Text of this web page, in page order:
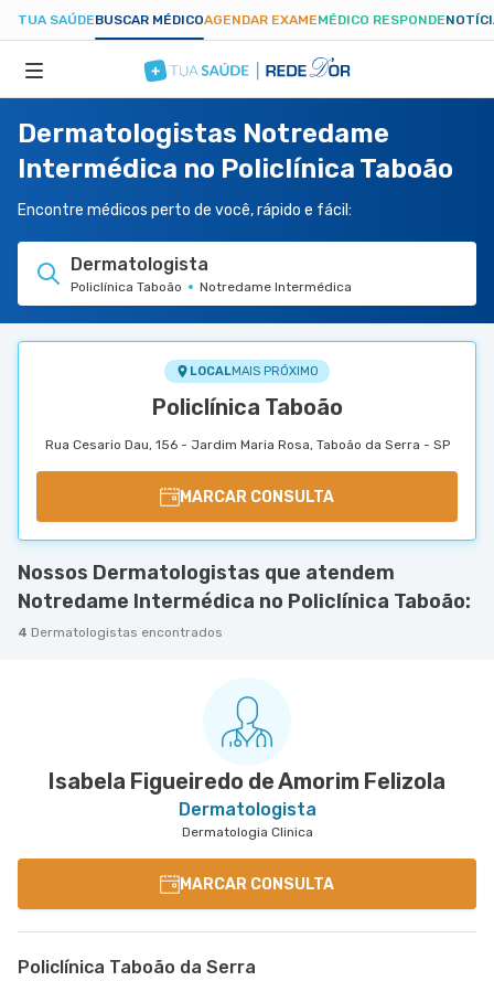
TUA SAÚDEBUSCAR MÉDICOAGENDAR EXAMEMÉDICO RESPONDE
ESPECIALIDADES
HOSPITAIS
TUASAUDE.COM
Dermatologistas Notredame
Intermédica no Policlínica Taboão
Encontre médicos perto de você, rápido e fácil:
Dermatologista
Policlínica Taboão Notredame Intermédica
LOCALMAIS PRÓXIMO
Policlínica Taboão
Rua Cesario Dau, 156 - Jardim Maria Rosa, Taboão da Serra - SP
MARCAR CONSULTA
Nossos Dermatologistas que atendem
Notredame Intermédica no Policlínica Taboão:
4 Dermatologistas encontrados
Isabela Figueiredo de Amorim Felizola
Dermatologista
Dermatologia Clinica
MARCAR CONSULTA
Policlínica Taboão da Serra